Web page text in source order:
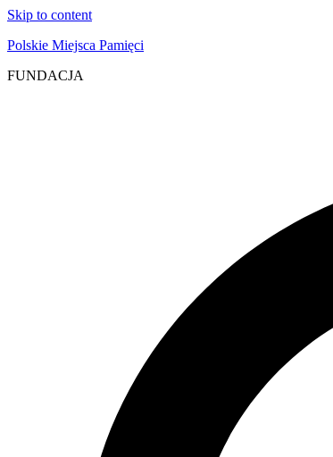
Skip to content
Polskie Miejsca Pamięci
FUNDACJA